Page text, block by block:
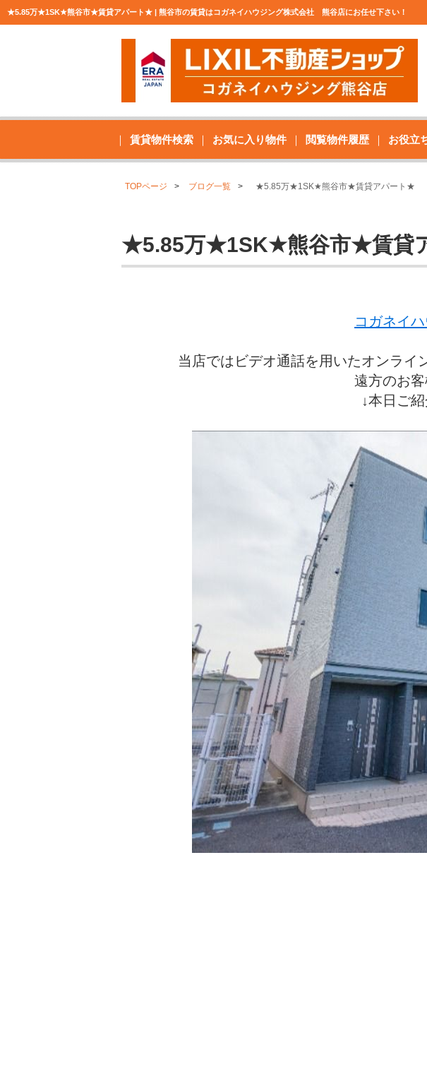
★5.85万★1SK★熊谷市★賃貸アパート★ | 熊谷市の賃貸はコガネイハウジング株式会社 熊谷店にお任せ下さい！
賃貸物件検索 お気に入り物件 閲覧物件履歴 お役立
TOPページ ブログ一覧 ★5.85万★1SK★熊谷市★賃貸アパート★
★5.85万★1SK★熊谷市★賃貸
コガネイ
当店ではビデオ通話を用いたオンライ
遠方のお
↓本日ご